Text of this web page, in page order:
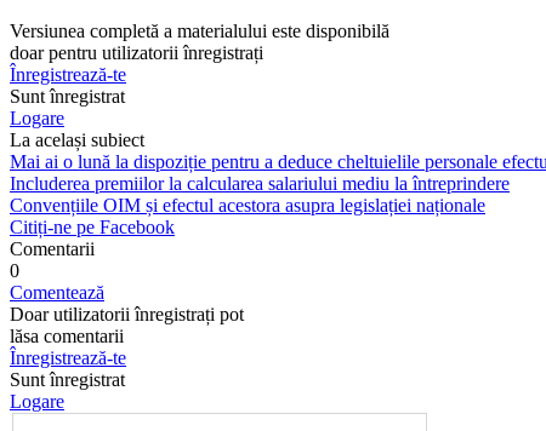
Versiunea completă a materialului este disponibilă
doar pentru utilizatorii înregistrați
Înregistrează-te
Sunt înregistrat
Logare
La același subiect
Mai ai o lună la dispoziție pentru a deduce cheltuielile personale
Includerea premiilor la calcularea salariului mediu la întreprindere
Convențiile OIM și efectul acestora asupra legislației naționale
Citiți-ne pe Facebook
Comentarii
0
Comentează
Doar utilizatorii înregistrați pot
lăsa comentarii
Înregistrează-te
Sunt înregistrat
Logare